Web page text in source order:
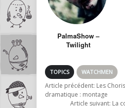
PalmaShow –
Twilight
TOPICS WATCHMEN
Article précédent: Les
dramatique : montage
Article suivant: La